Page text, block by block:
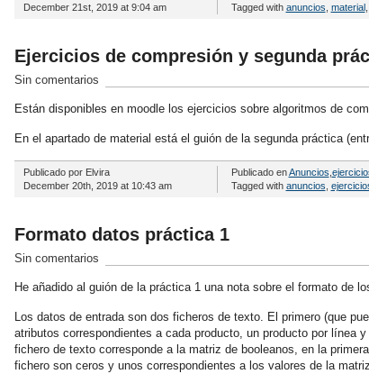
December 21st, 2019 at 9:04 am
Tagged with anuncios material,
Ejercicios de compresión y segunda
Sin comentarios
Están disponibles en moodle los ejercicios sobre algoritmos de
En el apartado de material está el guión de la segunda práctica
Publicado por Elvira
December 20th, 2019 at 10:43 am
Publicado enAnuncios
Tagged with anuncios
Formato datos práctica 1
Sin comentarios
He añadido al guión de la práctica 1 una nota sobre el formato de
Los datos de entrada son dos ficheros de texto. El primero (que
atributos correspondientes a cada producto, un producto por línea
fichero de texto corresponde a la matriz de booleanos, en la
fichero son ceros y unos correspondientes a los valores de la